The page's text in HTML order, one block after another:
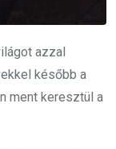
azzal
később a
ment keresztül a